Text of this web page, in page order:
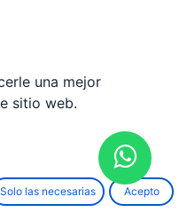
una mejor
sitio web.
Solo las necesarias Acepto